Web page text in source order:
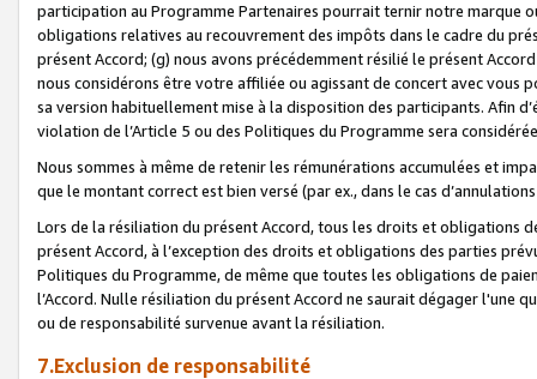
participation au Programme Partenaires pourrait ternir notre marque
obligations relatives au recouvrement des impôts dans le cadre du
présent Accord; (g) nous avons précédemment résilié le présent
nous considérons être votre affiliée ou agissant de concert avec vous
sa version habituellement mise à la disposition des participants. Afin
violation de l’Article 5 ou des Politiques du Programme sera
Nous sommes à même de retenir les rémunérations accumulées et
que le montant correct est bien versé (par ex., dans le cas
Lors de la résiliation du présent Accord, tous les droits et obligations
présent Accord, à l’exception des droits et obligations des parties
Politiques du Programme, de même que toutes les obligations de
l’Accord. Nulle résiliation du présent Accord ne saurait dégager l'une
ou de responsabilité survenue avant la résiliation.
7.Exclusion de responsabilité